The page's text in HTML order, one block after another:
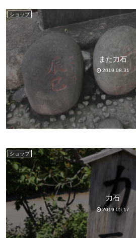
ショップ
また力石
2019.08.31
ショップ
力石
2019.05.17